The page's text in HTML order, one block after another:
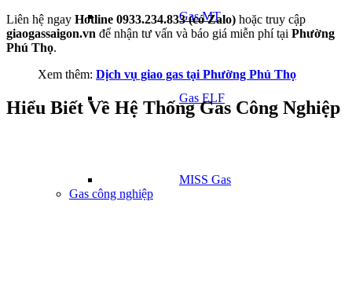
Gas MT
Gas ELF
MISS Gas
Gas công nghiệp
Liên hệ ngay Hotline 0933.234.833 (có Zalo) hoặc truy cập
giaogassaigon.vn để nhận tư vấn và báo giá miễn phí tại Phường
Phú Thọ.
Xem thêm: Dịch vụ giao gas tại Phường Phú Thọ
Hiểu Biết Về Hệ Thống Gas Công Nghiệp